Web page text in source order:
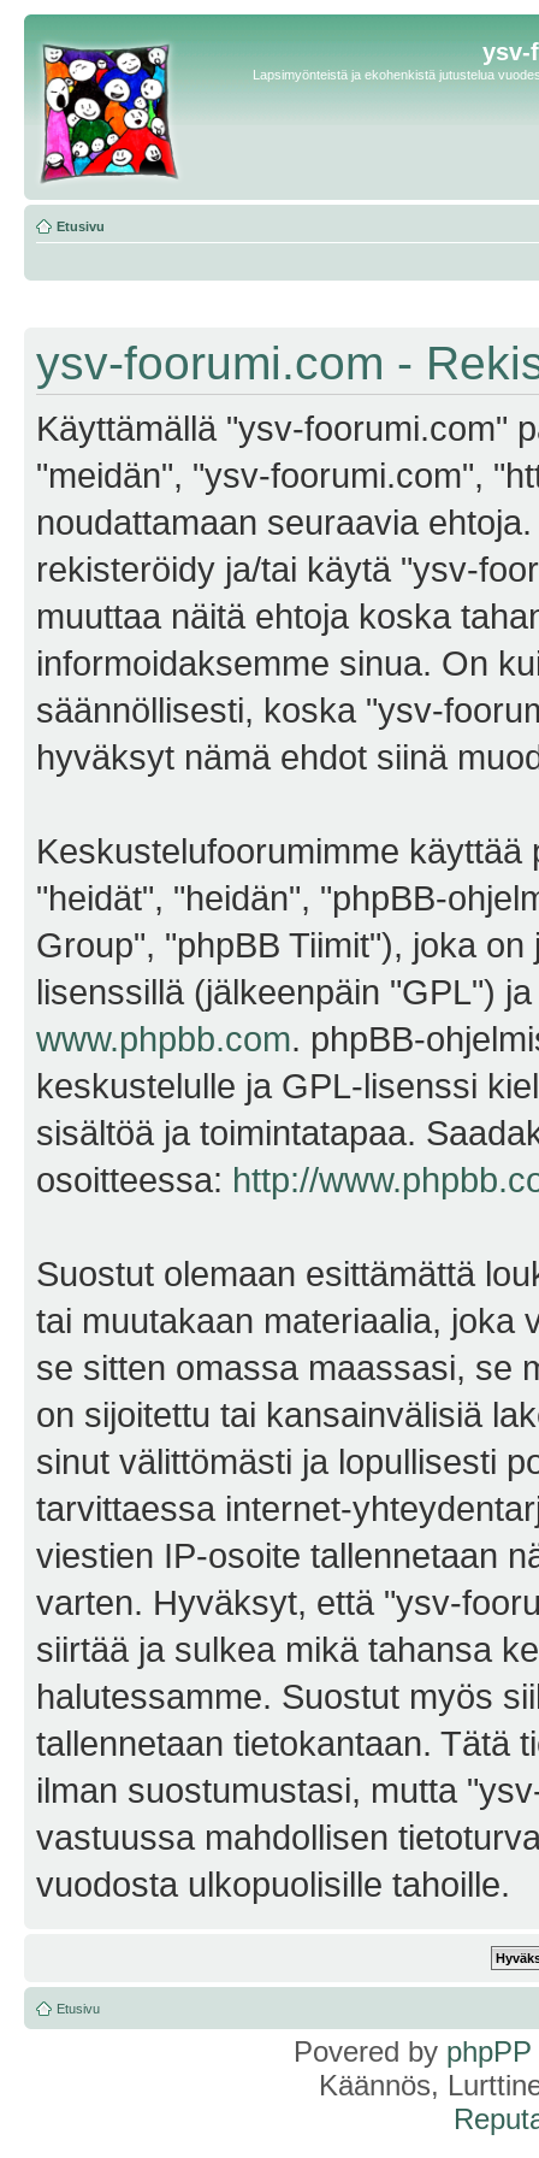
ysv-
Lapsimyönteistä ja ekohenkistä jutustelua
Etusivu
ysv-foorumi.com -
Käyttämällä "ysv-foorumi.com"
"meidän", "ysv-foorumi.com",
noudattamaan seuraavia
rekisteröidy ja/tai käytä "ysv-
muuttaa näitä ehtoja koska
informoidaksemme sinua. On
säännöllisesti, koska "ysv-
hyväksyt nämä ehdot siinä
Keskustelufoorumimme
"heidät", "heidän", "phpBB-
Group", "phpBB Tiimit"), joka on
lisenssillä (jälkeenpäin "GPL")
www.phpbb.com. phpBB-
keskustelulle ja GPL-lisenssi
sisältöä ja toimintatapaa.
osoitteessa: http://
Suostut olemaan esittämättä
tai muutakaan materiaalia, joka
se sitten omassa maassasi, se
on sijoitettu tai kansainvälisiä
sinut välittömästi ja lopullisesti
tarvittaessa internet-
viestien IP-osoite tallennetaan
varten. Hyväksyt, että "ysv-
siirtää ja sulkea mikä tahansa
halutessamme. Suostut myös
tallennetaan tietokantaan. Tätä
ilman suostumustasi, mutta
vastuussa mahdollisen
vuodosta ulkopuolisille tahoille.
Etusivu
Povered by phpPP
Käännös,